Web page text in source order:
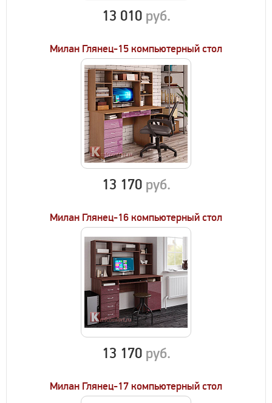
13 010 руб.
Милан Глянец-15 компьютерный стол
13 170 руб.
Милан Глянец-16 компьютерный стол
13 170 руб.
Милан Глянец-17 компьютерный стол